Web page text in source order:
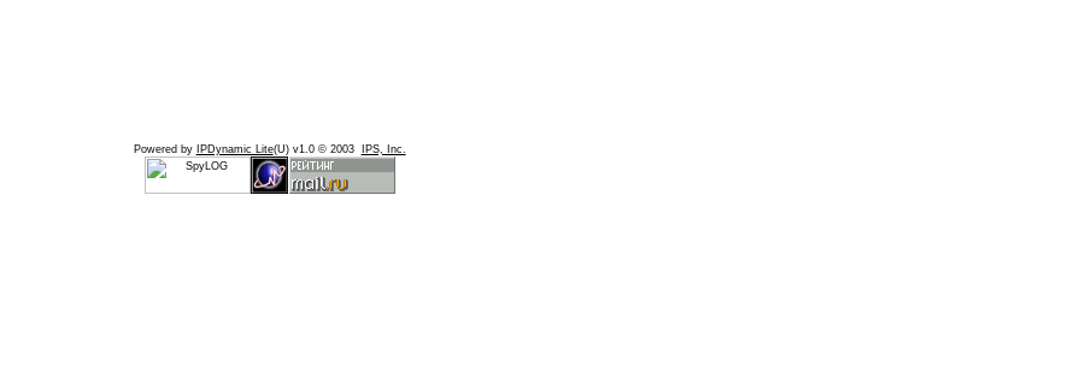
Powered by IPDynamic Lite(U) v1.0 © 2003 IPS, Inc.